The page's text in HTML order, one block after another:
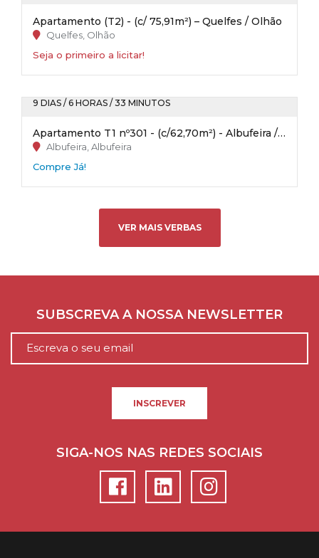
Apartamento (T2) - (c/ 75,91m²) – Quelfes / Olhão
Quelfes, Olhão
Seja o primeiro a licitar!
9 DIAS / 6 HORAS / 33 MINUTOS
Apartamento T1 nº301 - (c/62,70m²) - Albufeira / Faro
Albufeira, Albufeira
Compre Já!
VER MAIS VERBAS
SUBSCREVA A NOSSA NEWSLETTER
INSCREVER
SIGA-NOS NAS REDES SOCIAIS